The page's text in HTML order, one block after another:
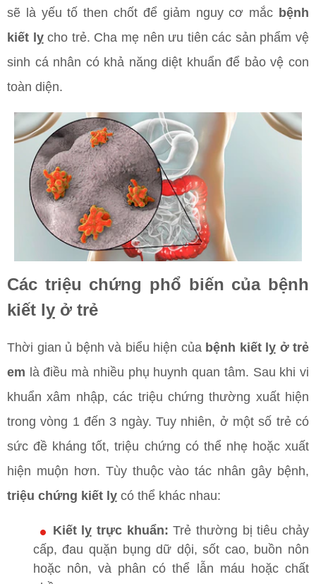
sẽ là yếu tố then chốt để giảm nguy cơ mắc bệnh
kiết lỵcho trẻ. Cha mẹ nên ưu tiên các sản phẩm vệ
sinh cá nhân có khả năng diệt khuẩn để bảo vệ con
toàn diện.
Các triệu chứng phổ biến của bệnh
kiết lỵ ở trẻ
Thời gian ủ bệnh và biểu hiện của bệnh kiết lỵ ở trẻ
em là điều mà nhiều phụ huynh quan tâm. Sau khi vi
khuẩn xâm nhập, các triệu chứng thường xuất hiện
trong vòng 1 đến 3 ngày. Tuy nhiên, ở một số trẻ có
sức đề kháng tốt, triệu chứng có thể nhẹ hoặc xuất
hiện muộn hơn. Tùy thuộc vào tác nhân gây bệnh,
triệu chứng kiết lỵ có thể khác nhau:
Kiết lỵ trực khuẩn: Trẻ thường bị tiêu chảy
cấp, đau quặn bụng dữ dội, sốt cao, buồn nôn
hoặc nôn, và phân có thể lẫn máu hoặc chất